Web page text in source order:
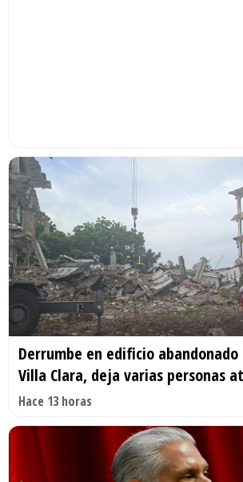
Derrumbe en edificio abandonado
Villa Clara, deja varias personas
Hace 13 horas